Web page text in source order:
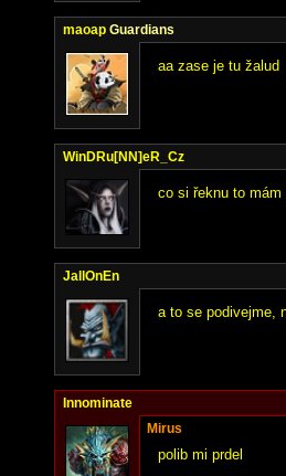
maoap Guardians
aa zase je tu žalud
WinDRu[NN]eR_Cz
co si řeknu to mám
JallOnEn
a to se podivejme,
Innominate
Mirus
polib mi prdel